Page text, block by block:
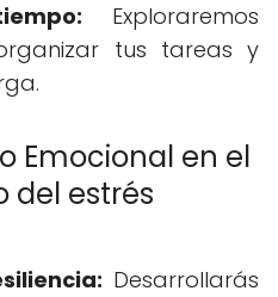
Exploraremos
tus tareas y
Emocional en el
del estrés
Desarrollarás